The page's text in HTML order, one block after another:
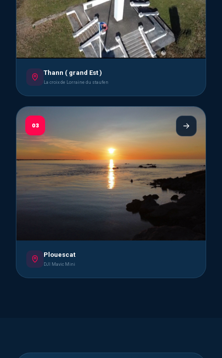
Thann ( grand Est )
La croix de Lorraine du staufen
03
Plouescat
DJI Mavic Mini